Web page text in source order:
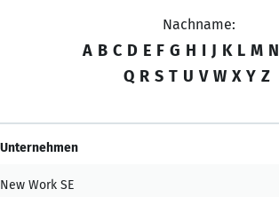
Nachname:
A B C D E F G H I J K L M N
Q R S T U V W X Y Z
Unternehmen
New Work SE